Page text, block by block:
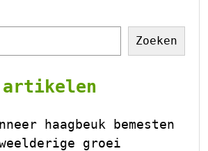
Zoeken
haagbeuk bemesten
groei